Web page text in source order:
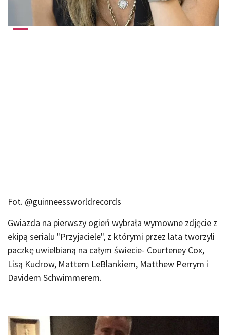
Fot. @guinneessworldrecords
Gwiazda na pierwszy ogień wybrała wymowne zdjęcie z
ekipą serialu "Przyjaciele", z którymi przez lata tworzyli
paczkę uwielbianą na całym świecie- Courteney Cox,
Lisą Kudrow, Mattem LeBlankiem, Matthew Perrym i
Davidem Schwimmerem.